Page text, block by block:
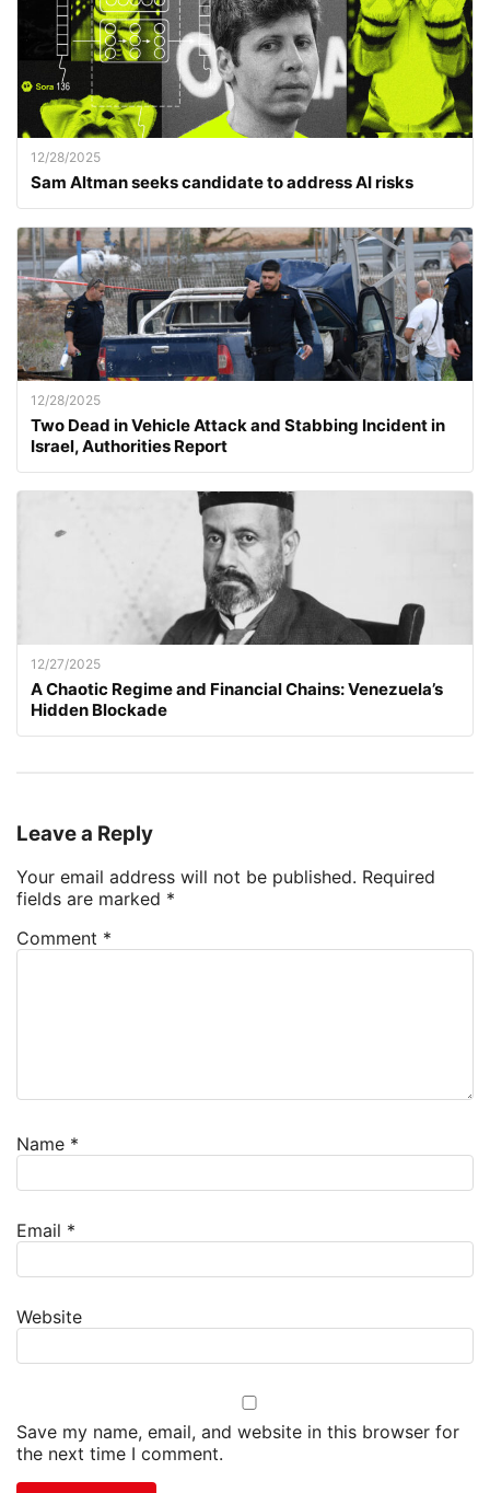
12/28/2025
Sam Altman seeks candidate to address AI risks
12/28/2025
Two Dead in Vehicle Attack and Stabbing Incident in
Israel, Authorities Report
12/27/2025
A Chaotic Regime and Financial Chains: Venezuela’s
Hidden Blockade
Leave a Reply
Your email address will not be published. Required
fields are marked *
Comment *
Name *
Email *
Website
Save my name, email, and website in this browser for
the next time I comment.